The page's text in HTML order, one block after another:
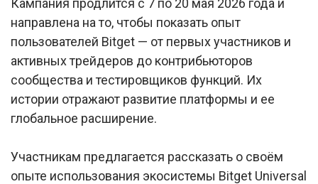
Кампания продлится с 7 по 20 мая 2026 года и
направлена на то, чтобы показать опыт
пользователей Bitget — от первых участников и
активных трейдеров до контрибьюторов
сообщества и тестировщиков функций. Их
истории отражают развитие платформы и ее
глобальное расширение.
Участникам предлагается рассказать о своём
опыте использования экосистемы Bitget Universal